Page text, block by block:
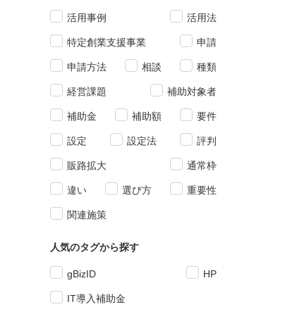
活用事例 活用法
特定創業支援事業 申請
申請方法 相談 種類
経営課題 補助対象者
補助金 補助額 要件
設定 設定法 評判
販路拡大 通常枠
違い 選び方 重要性
関連施策
人気のタグから探す
gBizID HP
IT導入補助金